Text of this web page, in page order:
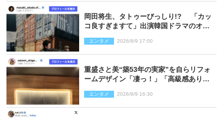
岡田将生、タトゥーびっしり!? 「カッ
コ良すぎますて」出演韓国ドラマのオフ
エンタメ 2026/8/9 17:00
重盛さと美“築53年の実家”を自らリフォ
ームデザイン「凄っ！」「高級感ありま
エンタメ 2026/8/9 16:30